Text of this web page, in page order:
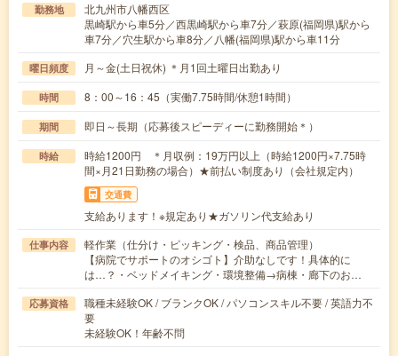
勤務地
北九州市八幡西区
黒崎駅から車5分／西黒崎駅から車7分／萩原(福岡県)駅から
車7分／穴生駅から車8分／八幡(福岡県)駅から車11分
曜日頻度 月～金(土日祝休) ＊月1回土曜日出勤あり
時間 8：00～16：45（実働7.75時間/休憩1時間）
期間 即日～長期（応募後スピーディーに勤務開始＊）
時給
時給1200円 ＊月収例：19万円以上（時給1200円×7.75時
間×月21日勤務の場合）★前払い制度あり（会社規定内）
交通費
支給あります！※規定あり★ガソリン代支給あり
仕事内容
軽作業（仕分け・ピッキング・検品、商品管理）
【病院でサポートのオシゴト】介助なしです！具体的に
は…？・ベッドメイキング・環境整備→病棟・廊下のお…
応募資格
職種未経験OK / ブランクOK / パソコンスキル不要 / 英語力不
要
未経験OK！年齢不問